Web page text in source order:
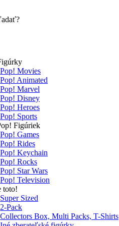
Pop! Movies
Pop! Animated
Pop! Marvel
Pop! Disney
Pop! Heroes
Pop! Sports
Figúriek
Pop! Games
Pop! Rides
Pop! Keychain
Pop! Rocks
Pop! Star Wars
Pop! Television
toto!
Super Sized
2-Pack
Collectors Box, Multi Packs, T-Shirts